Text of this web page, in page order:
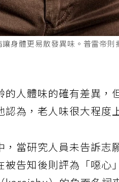
身體更易散發異味。普雷帝
的人體味的確有差異
為，老人味很大程度
，當研究人員未告訴
被告知後則評為「噁